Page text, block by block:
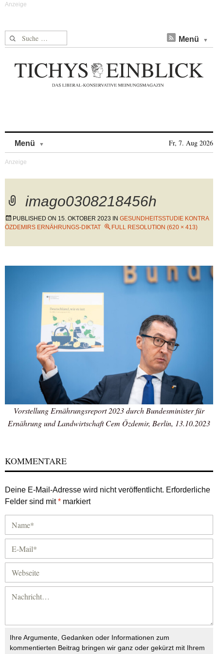
Suche nach: Menü
Menü Fr, 7. Aug 2026
imago0308218456h
PUBLISHED ON 15. OKTOBER 2023 IN GESUNDHEITSSTUDIE KONTRA
ÖZDEMIRS ERNÄHRUNGS-DIKTAT
FULL RESOLUTION (620 × 413)
Vorstellung Ernährungsreport 2023 durch Bundesminister für
Ernährung und Landwirtschaft Cem Özdemir, Berlin, 13.10.2023
KOMMENTARE
Deine E-Mail-Adresse wird nicht veröffentlicht. Erforderliche
Felder sind mit* markiert
Ihre Argumente, Gedanken oder Informationen zum
kommentierten Beitrag bringen wir ganz oder gekürzt mit Ihrem